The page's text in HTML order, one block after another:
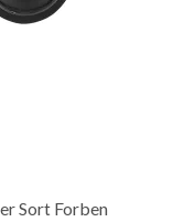
Sort Forben